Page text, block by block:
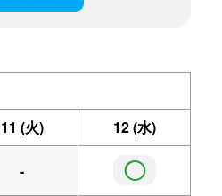
11 (火) 12(水)
- ◯